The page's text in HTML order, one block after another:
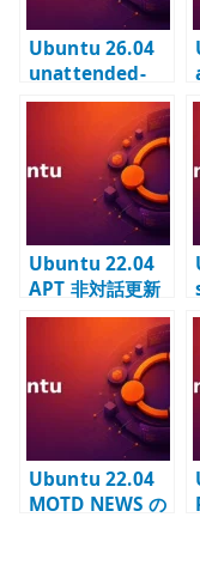
Ubuntu 26.04
unattended-
upgrades の基
本設定 – セキュ
リティ更新を自
動適用する
Ubuntu 22.04
APT 非対話更新
– needrestart
と入力待ちを制
Ubuntu 22.04
MOTD NEWS の